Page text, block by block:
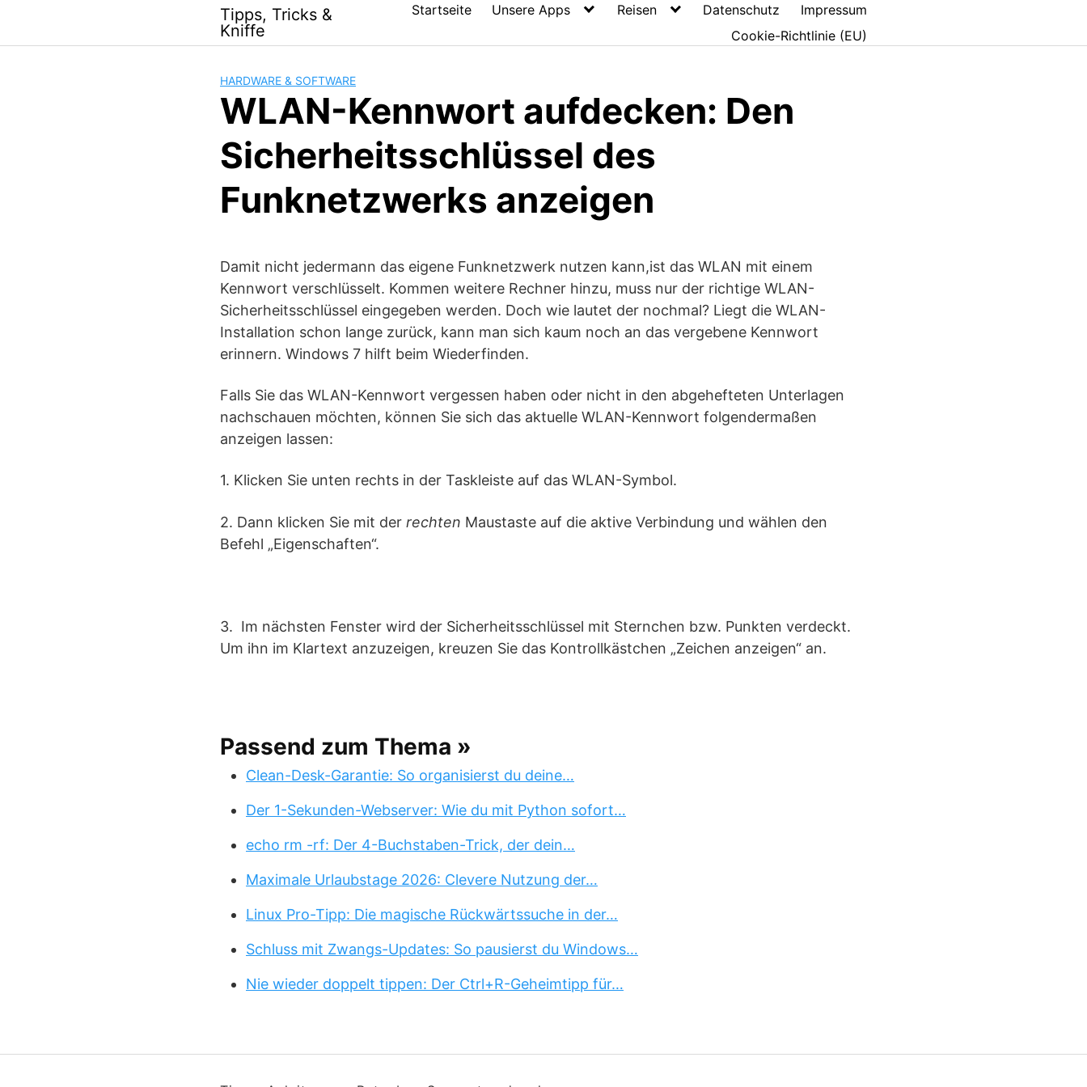
content
Tipps, Tricks &
Kniffe
Startseite Unsere Apps Reisen Datenschutz
Impressum
Cookie-Richtlinie (EU)
HARDWARE & SOFTWARE
WLAN-Kennwort aufdecken: Den
Sicherheitsschlüssel des
Funknetzwerks anzeigen
Damit nicht jedermann das eigene Funknetzwerk nutzen kann,ist das WLAN mit einem
Kennwort verschlüsselt. Kommen weitere Rechner hinzu, muss nur der richtige WLAN-
Sicherheitsschlüssel eingegeben werden. Doch wie lautet der nochmal? Liegt die WLAN-
Installation schon lange zurück, kann man sich kaum noch an das vergebene Kennwort
erinnern. Windows 7 hilft beim Wiederfinden.
Falls Sie das WLAN-Kennwort vergessen haben oder nicht in den abgehefteten Unterlagen
nachschauen möchten, können Sie sich das aktuelle WLAN-Kennwort folgendermaßen
anzeigen lassen:
1. Klicken Sie unten rechts in der Taskleiste auf das WLAN-Symbol.
2. Dann klicken Sie mit der rechten Maustaste auf die aktive Verbindung und wählen den
Befehl „Eigenschaften“.
3. Im nächsten Fenster wird der Sicherheitsschlüssel mit Sternchen bzw. Punkten verdeckt.
Um ihn im Klartext anzuzeigen, kreuzen Sie das Kontrollkästchen „Zeichen anzeigen“ an.
Passend zum Thema »
Clean-Desk-Garantie: So organisierst du deine…
Der 1-Sekunden-Webserver: Wie du mit Python sofort…
echo rm -rf: Der 4-Buchstaben-Trick, der dein…
Maximale Urlaubstage 2026: Clevere Nutzung der…
Linux Pro-Tipp: Die magische Rückwärtssuche in der…
Schluss mit Zwangs-Updates: So pausierst du Windows…
Nie wieder doppelt tippen: Der Ctrl+R-Geheimtipp für…